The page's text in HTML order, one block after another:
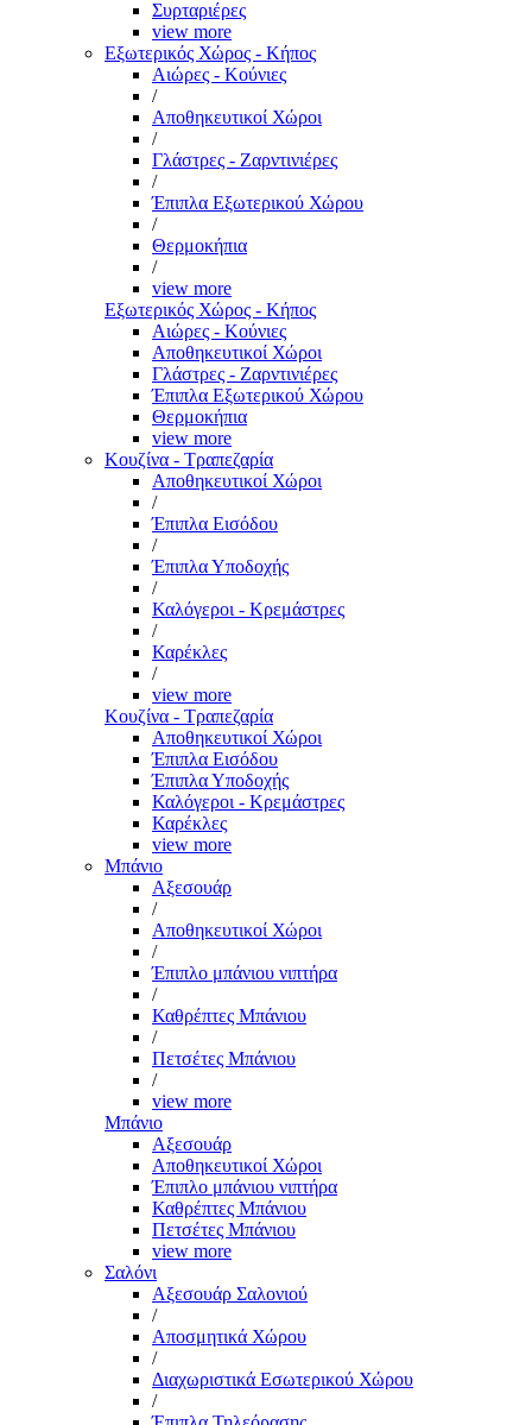
Συρταριέρες
view more
Εξωτερικός Χώρος - Κήπος
Αιώρες - Κούνιες
/
Αποθηκευτικοί Χώροι
/
Γλάστρες - Ζαρντινιέρες
/
Έπιπλα Εξωτερικού Χώρου
/
Θερμοκήπια
/
view more
Εξωτερικός Χώρος - Κήπος
Αιώρες - Κούνιες
Αποθηκευτικοί Χώροι
Γλάστρες - Ζαρντινιέρες
Έπιπλα Εξωτερικού Χώρου
Θερμοκήπια
view more
Κουζίνα - Τραπεζαρία
Αποθηκευτικοί Χώροι
/
Έπιπλα Εισόδου
/
Έπιπλα Υποδοχής
/
Καλόγεροι - Κρεμάστρες
/
Καρέκλες
/
view more
Κουζίνα - Τραπεζαρία
Αποθηκευτικοί Χώροι
Έπιπλα Εισόδου
Έπιπλα Υποδοχής
Καλόγεροι - Κρεμάστρες
Καρέκλες
view more
Μπάνιο
Αξεσουάρ
/
Αποθηκευτικοί Χώροι
/
Έπιπλο μπάνιου νιπτήρα
/
Καθρέπτες Μπάνιου
/
Πετσέτες Μπάνιου
/
view more
Μπάνιο
Αξεσουάρ
Αποθηκευτικοί Χώροι
Έπιπλο μπάνιου νιπτήρα
Καθρέπτες Μπάνιου
Πετσέτες Μπάνιου
view more
Σαλόνι
Αξεσουάρ Σαλονιού
/
Αποσμητικά Χώρου
/
Διαχωριστικά Εσωτερικού Χώρου
/